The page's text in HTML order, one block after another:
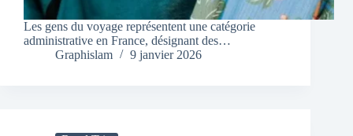
Les gens du voyage représentent une catégorie
administrative en France, désignant des…
Graphislam
9 janvier 2026